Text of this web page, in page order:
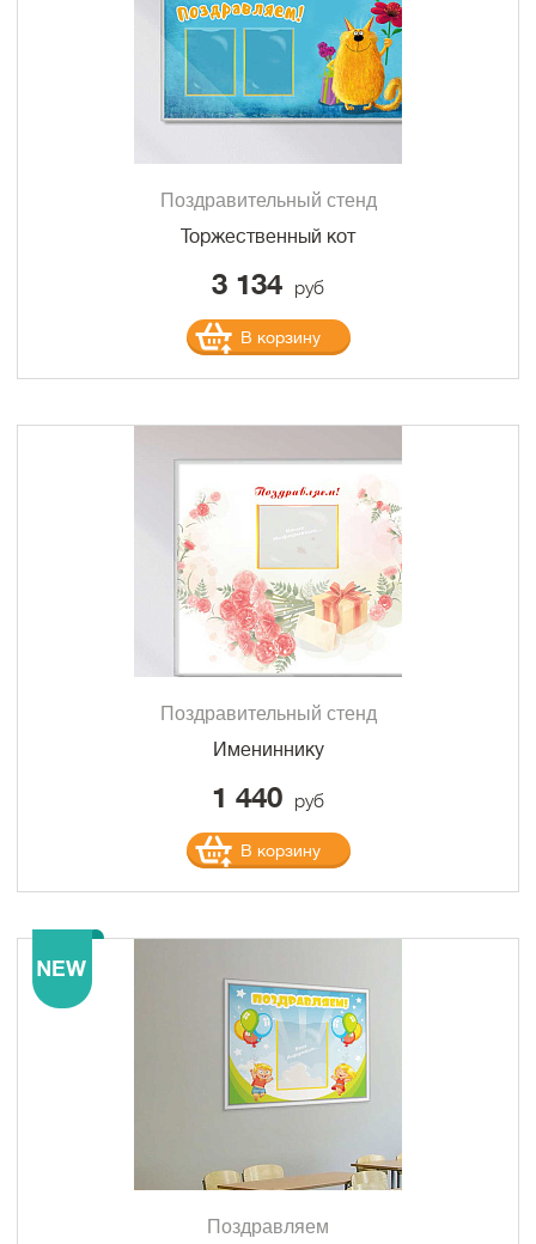
Поздравительный стенд
Торжественный кот
3 134 руб
В корзину
Поздравительный стенд
Имениннику
1 440 руб
В корзину
Поздравляем